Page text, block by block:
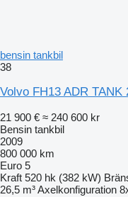
bensin tankbil
38
Volvo FH13 ADR TANK
21 900 € ≈ 240 600 kr
Bensin tankbil
2009
800 000 km
Euro 5
Kraft 520 hk (382 kW)
26,5 m³Axelkonfiguration